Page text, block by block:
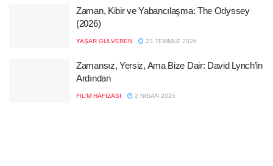
Zaman, Kibir ve Yabancılaşma: The Odyssey
(2026)
YAŞAR GÜLVEREN 23 TEMMUZ 2026
Zamansız, Yersiz, Ama Bize Dair: David Lynch’in
Ardından
FIL'M HAFIZASI 2 NISAN 2025